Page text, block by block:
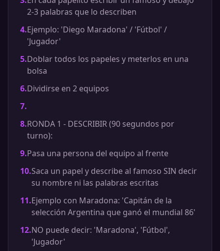
2-3 palabras que lo describen
4.Ejemplo: 'Diego Maradona' / 'Fútbol' /
'Jugador'
5.Doblar todos los papeles y meterlos en una
bolsa
6.Dividirse en 2 equipos
7.
8.RONDA 1 - DESCRIBIR (90 segundos por
turno):
9.Pasa una persona del equipo al frente
10.Saca un papel y describe al famoso SIN decir
su nombre ni las palabras escritas
11.Ejemplo con Maradona: 'Capitán de la
selección Argentina que ganó el mundial 86'
12.NO puede decir: 'Maradona', 'Fútbol',
'Jugador'